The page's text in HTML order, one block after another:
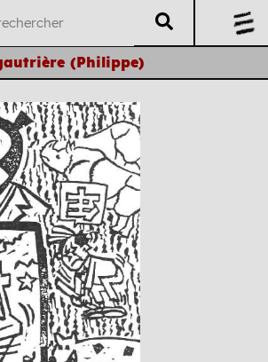
(Philippe)